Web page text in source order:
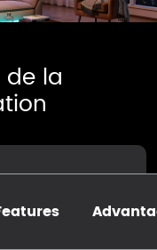
de la